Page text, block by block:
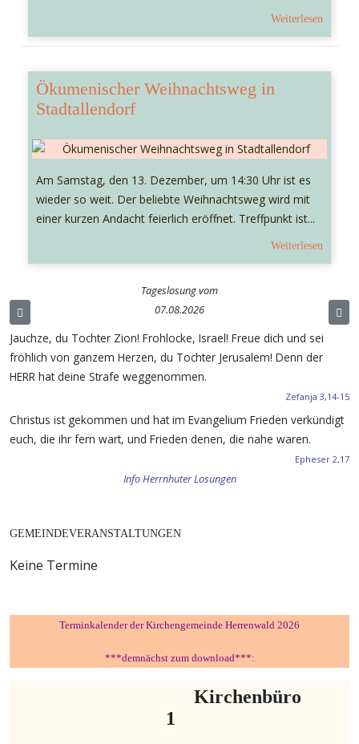
Weiterlesen
Ökumenischer Weihnachtsweg in
Stadtallendorf
Am Samstag, den 13. Dezember, um 14:30 Uhr ist es
wieder so weit. Der beliebte Weihnachtsweg wird mit
einer kurzen Andacht feierlich eröffnet. Treffpunkt ist...
Weiterlesen
Tageslosung vom
07.08.2026
Jauchze, du Tochter Zion! Frohlocke, Israel! Freue dich und sei
fröhlich von ganzem Herzen, du Tochter Jerusalem! Denn der
HERR hat deine Strafe weggenommen.
Zefanja 3,14-15
Christus ist gekommen und hat im Evangelium Frieden verkündigt
euch, die ihr fern wart, und Frieden denen, die nahe waren.
Epheser 2,17
Info Herrnhuter Losungen
GEMEINDEVERANSTALTUNGEN
Keine Termine
Terminkalender der Kirchengemeinde Herrenwald 2026
***demnächst zum download***:
Kirchenbüro
1